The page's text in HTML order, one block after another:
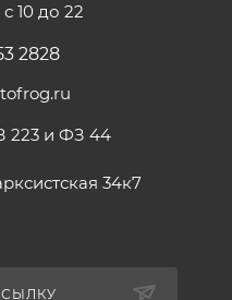
10 до 22
2828
223 и ФЗ 44
34к7